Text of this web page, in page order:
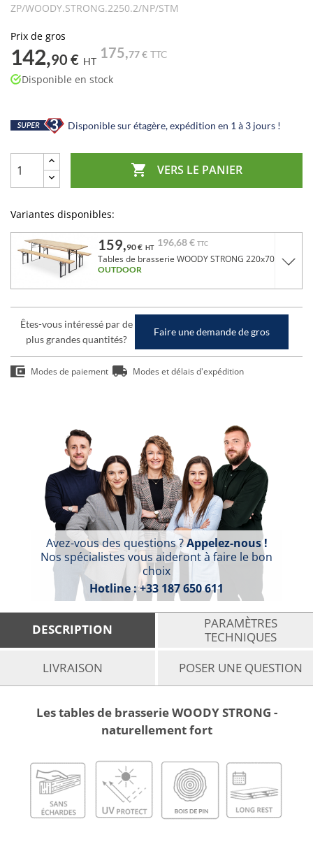
ZP/WOODY.STRONG.2250.2/NP/STM
Prix de gros
142,90 € HT
175,77 € TTC
Disponible en stock
Disponible sur étagère, expédition en 1 à 3 jours !
 VERS LE PANIER
Variantes disponibles:
159,90 € HT 196,68 € TTC
Tables de brasserie WOODY STRONG 220x70 cm
OUTDOOR
Êtes-vous intéressé par de
plus grandes quantités?
Faire une demande de gros
Modes de paiement Modes et délais d'expédition
Avez-vous des questions ?Appelez-nous !
Nos spécialistes vous aideront à faire le bon
choix
Hotline :+33 187 650 611
DESCRIPTION
PARAMÈTRES
TECHNIQUES
LIVRAISON
POSER UNE QUESTION
Les tables de brasserie WOODY STRONG -
naturellement fort